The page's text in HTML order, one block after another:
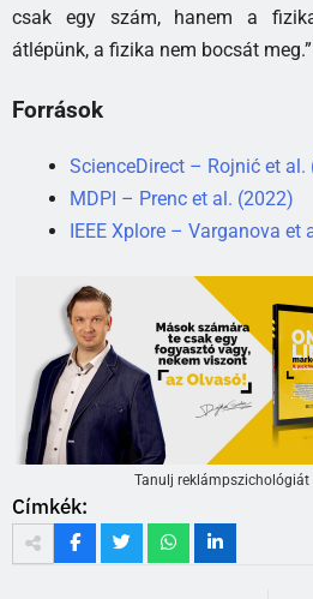
csak egy szám, hanem a
átlépünk, a fizika nem bocsát meg.”
Források
ScienceDirect – Rojnić et al.
MDPI – Prenc et al. (2022)
IEEE Xplore – Varganova et
Tanulj reklámpszichológiát
Címkék: